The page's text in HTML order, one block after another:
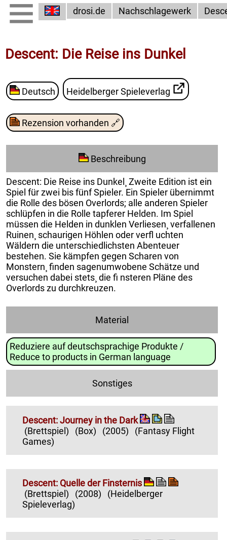
drosi.de Nachschlagewerk
Descent: Die Reise ins Dunkel
Deutsch Heidelberger Spieleverlag
Rezension vorhanden 🔗
Beschreibung
Descent: Die Reise ins Dunkel¸ Zweite Edition ist ein
Spiel für zwei bis fünf Spieler. Ein Spieler übernimmt
die Rolle des bösen Overlords; alle anderen Spieler
schlüpfen in die Rolle tapferer Helden. Im Spiel
müssen die Helden in dunklen Verliesen¸ verfallenen
Ruinen¸ schaurigen Höhlen oder verfl uchten
Wäldern die unterschiedlichsten Abenteuer
bestehen. Sie kämpfen gegen Scharen von
Monstern¸ finden sagenumwobene Schätze und
versuchen dabei stets¸ die fi nsteren Pläne des
Overlords zu durchkreuzen.
Material
Reduziere auf deutschsprachige Produkte /
Reduce to products in German language
Sonstiges
Descent: Journey in the Dark
(Brettspiel)
(Box) (2005)
(Fantasy Flight
Games)
Descent: Quelle der Finsternis
(Brettspiel)
(2008)
(Heidelberger
Spieleverlag)